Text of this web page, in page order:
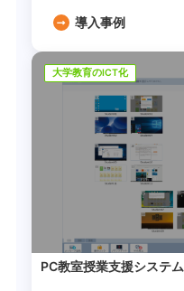
導入事例
大学教育のICT化
PC教室授業支援システム